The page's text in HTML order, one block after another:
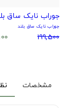
جوراب نایک ساق
جوراب نایک ساق بلند
199,500
مشخصات